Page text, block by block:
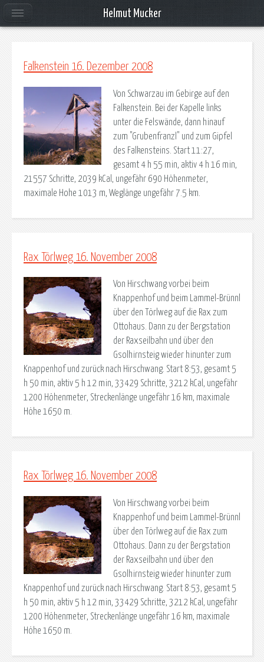
Falkenstein 16. Dezember 2008
Von Schwarzau im Gebirge auf den
Falkenstein. Bei der Kapelle links
unter die Felswände, dann hinauf
zum "Grubenfranzl" und zum Gipfel
des Falkensteins. Start 11:27,
gesamt 4 h 55 min, aktiv 4 h 16 min,
21557 Schritte, 2039 kCal, ungefähr 690 Höhenmeter,
maximale Hohe 1013 m, Weglänge ungefähr 7.5 km.
Rax Törlweg 16. November 2008
Von Hirschwang vorbei beim
Knappenhof und beim Lammel-Brünnl
über den Törlweg auf die Rax zum
Ottohaus. Dann zu der Bergstation
der Raxseilbahn und über den
Gsolhirnsteig wieder hinunter zum
Knappenhof und zurück nach Hirschwang. Start 8:53, gesamt 5
h 50 min, aktiv 5 h 12 min, 33429 Schritte, 3212 kCal, ungefähr
1200 Höhenmeter, Streckenlänge ungefähr 16 km, maximale
Höhe 1650 m.
Rax Törlweg 16. November 2008
Von Hirschwang vorbei beim
Knappenhof und beim Lammel-Brünnl
über den Törlweg auf die Rax zum
Ottohaus. Dann zu der Bergstation
der Raxseilbahn und über den
Gsolhirnsteig wieder hinunter zum
Knappenhof und zurück nach Hirschwang. Start 8:53, gesamt 5
h 50 min, aktiv 5 h 12 min, 33429 Schritte, 3212 kCal, ungefähr
1200 Höhenmeter, Streckenlänge ungefähr 16 km, maximale
Höhe 1650 m.
Helmut Mucker